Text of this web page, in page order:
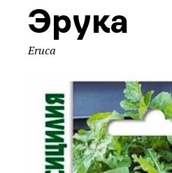
Эрука
Eruca